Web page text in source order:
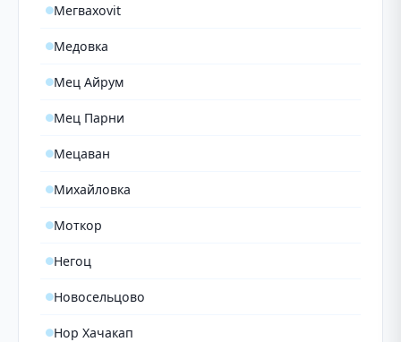
Мегвахovit
Медовка
Мец Айрум
Мец Парни
Мецаван
Михайловка
Моткор
Негоц
Новосельцово
Нор Хачакап